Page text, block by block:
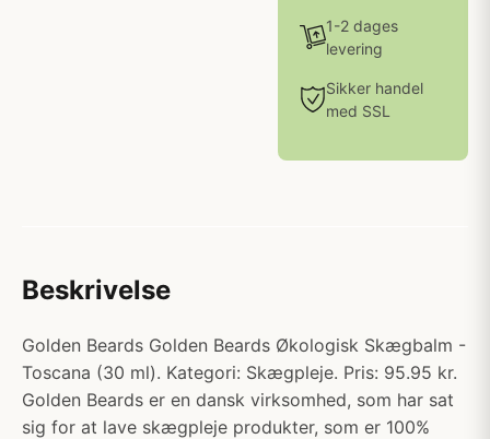
1-2 dages
levering
Sikker handel
med SSL
Beskrivelse
Golden Beards Golden Beards Økologisk Skægbalm -
Toscana (30 ml). Kategori: Skægpleje. Pris: 95.95 kr.
Golden Beards er en dansk virksomhed, som har sat
sig for at lave skægpleje produkter, som er 100%